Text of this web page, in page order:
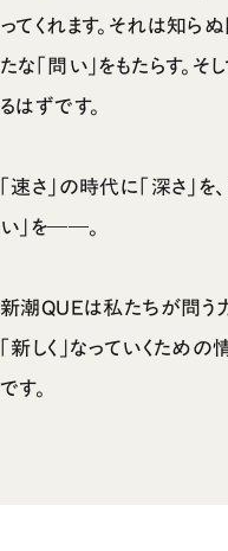
ってくれます。それは知ら
たな「問い」をもたらす。そ
るはずです。
「速さ」の時代に「深さ」
い」を――。
新潮QUEは私たちが問う力
「新しく」なっていくため
です。